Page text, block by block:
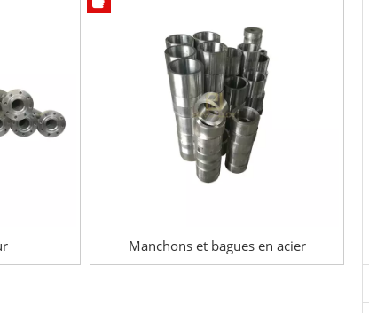
Manchons et bagues en acier